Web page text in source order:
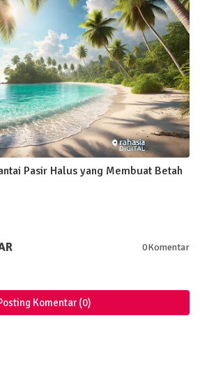
Pasir Halus yang Membuat Betah
0Komentar
Komentar (0)